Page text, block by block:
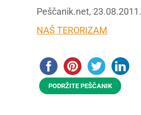
Peščanik.net, 23.08.2011.
NAŠ TERORIZAM
PODRŽITE PEŠČANIK